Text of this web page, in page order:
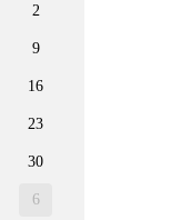
2
9
16
23
30
6